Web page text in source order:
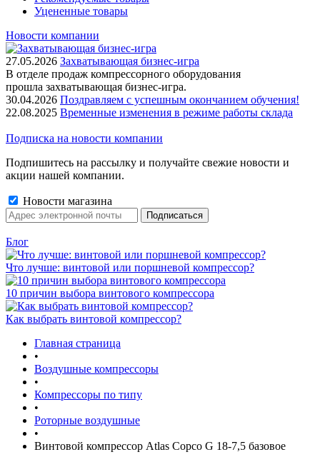
Уцененные товары
Новости компании
27.05.2026 Захватывающая бизнес-игра
В отделе продаж компрессорного оборудования
прошла захватывающая бизнес-игра.
30.04.2026 Поздравляем с успешным окончанием обучения!
22.08.2025 Временные изменения в режиме работы склада
Подписка на новости компании
Подпишитесь на рассылку и получайте свежие новости и
акции нашей компании.
Новости магазина
Блог
Что лучше: винтовой или поршневой компрессор?
10 причин выбора винтового компрессора
Как выбрать винтовой компрессор?
Главная страница
•
Воздушные компрессоры
•
Компрессоры по типу
•
Роторные воздушные
•
Винтовой компрессор Atlas Copco G 18-7,5 базовое